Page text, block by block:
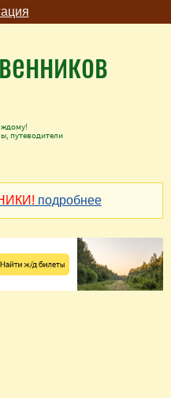
путеводители
подробнее